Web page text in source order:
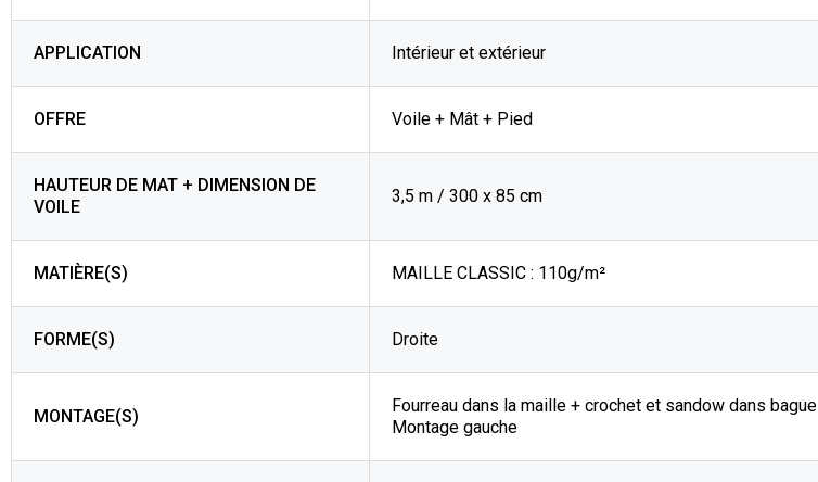
APPLICATION Intérieur et extérieur
OFFRE Voile + Mât + Pied
HAUTEUR DE MAT + DIMENSION DE
VOILE
3,5 m / 300 x 85 cm
MATIÈRE(S) MAILLE CLASSIC : 110g/m²
FORME(S) Droite
MONTAGE(S)
Fourreau dans la maille + crochet et sandow dans bague
Montage gauche